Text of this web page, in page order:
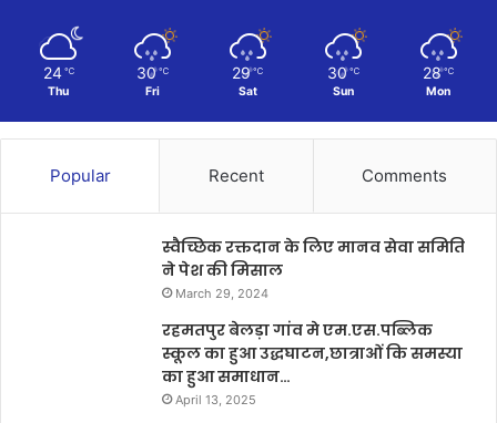
24 ℃
Thu
30 ℃
Fri
29 ℃
Sat
30 ℃
Sun
28 ℃
Mon
Popular Recent Comments
स्वैच्छिक रक्तदान के लिए मानव सेवा समिति
ने पेश की मिसाल
March 29, 2024
रहमतपुर बेलड़ा गांव मे एम.एस.पब्लिक
स्कूल का हुआ उद्धघाटन,छात्राओं कि समस्या
का हुआ समाधान…
April 13, 2025